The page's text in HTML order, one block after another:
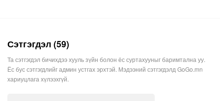
Сэтгэгдэл (59)
Та сэтгэгдэл бичихдээ хууль зүйн болон ёс суртахууныг баримтална уу.
Ёс бус сэтгэгдлийг админ устгах эрхтэй. Мэдээний сэтгэгдэлд GoGo.mn
хариуцлага хүлээхгүй.